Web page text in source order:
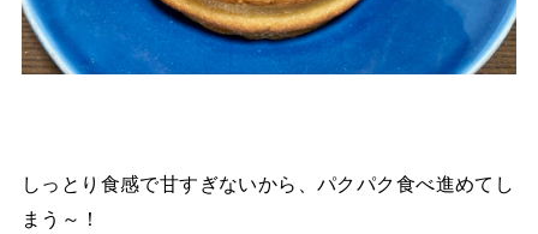
しっとり食感で甘すぎないから、パクパク食べ進めてし
まう～！